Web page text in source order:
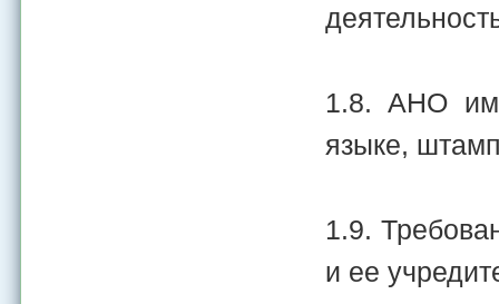
1.8. АНО
языке,
1.9.
и ее